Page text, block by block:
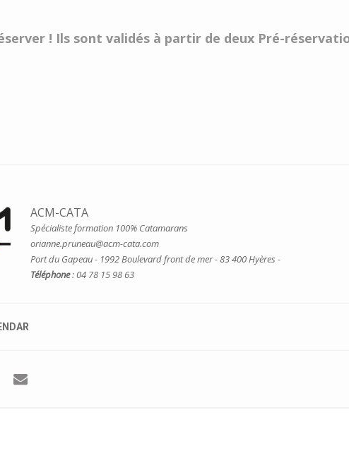
! Ils sont validés à partir de deux Pré-
ACM-CATA
Spécialiste formation 100% Catamarans
orianne.pruneau@acm-cata.com
Port du Gapeau - 1992 Boulevard front de mer - 83 400 Hyères -
Téléphone: 04 78 15 98 63